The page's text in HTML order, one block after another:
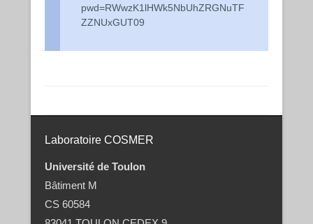
pwd=RWwzK1lHWk5NbUhZRGNuTF
ZZNUxGUT09
Laboratoire COSMER
Université de Toulon
Bâtiment M
CS 60584